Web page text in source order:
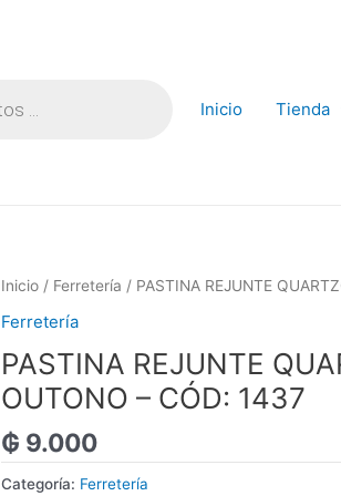
Inicio Tienda
Inicio / Ferretería / PASTINA REJUNTE
Ferretería
PASTINA REJUNTE
OUTONO – CÓD: 1437
₲ 9.000
Categoría: Ferretería